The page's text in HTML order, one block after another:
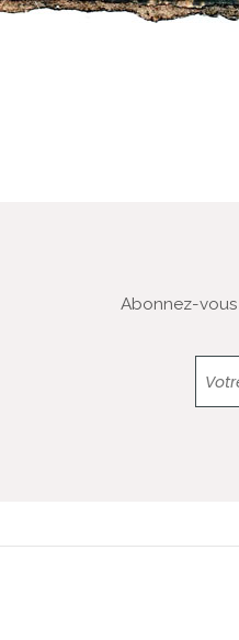
Abonnez-